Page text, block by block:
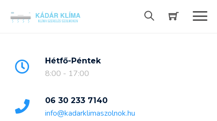
Hétfő-Péntek
8:00 - 17:00
06 30 233 7140
info@kadarklimaszolnok.hu